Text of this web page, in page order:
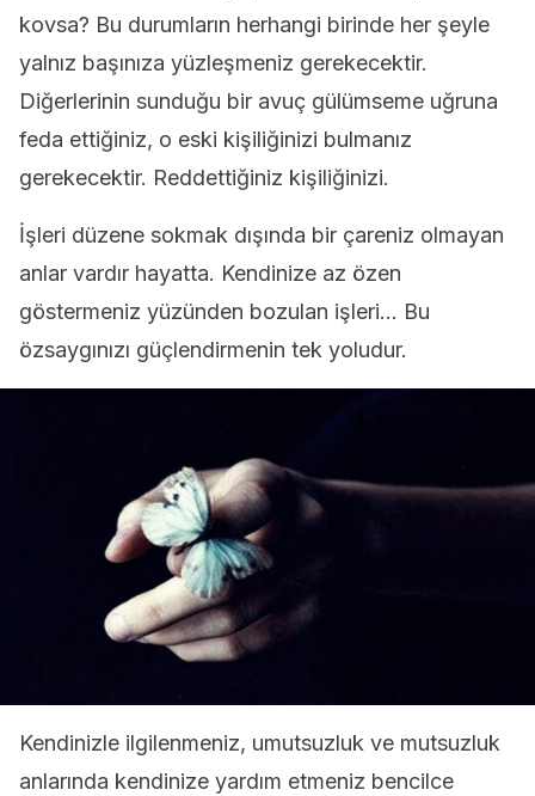
kovsa? Bu durumların herhangi birinde her şeyle
yalnız başınıza yüzleşmeniz gerekecektir.
Diğerlerinin sunduğu bir avuç gülümseme uğruna
feda ettiğiniz, o eski kişiliğinizi bulmanız
gerekecektir. Reddettiğiniz kişiliğinizi.
İşleri düzene sokmak dışında bir çareniz olmayan
anlar vardır hayatta. Kendinize az özen
göstermeniz yüzünden bozulan işleri… Bu
özsaygınızı güçlendirmenin tek yoludur.
Kendinizle ilgilenmeniz, umutsuzluk ve mutsuzluk
anlarında kendinize yardım etmeniz bencilce